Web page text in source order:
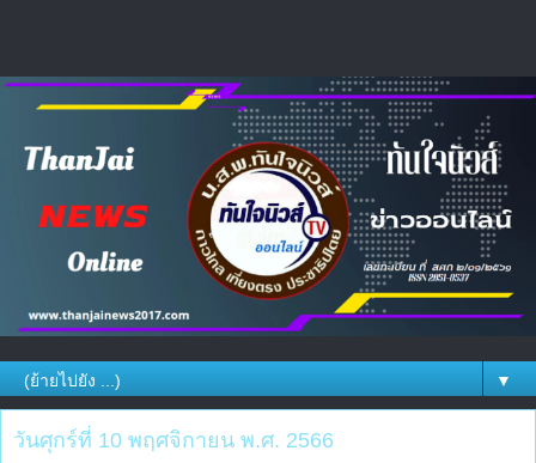
▼
วันศุกร์ที่ 10 พฤศจิกายน พ.ศ. 2566